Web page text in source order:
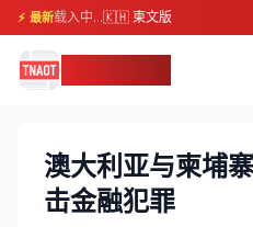
⚡ 最新载入中...🇰🇭 柬文版
澳大利亚与柬埔
击金融犯罪